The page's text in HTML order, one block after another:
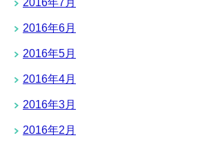
2016年6月
2016年5月
2016年4月
2016年3月
2016年2月